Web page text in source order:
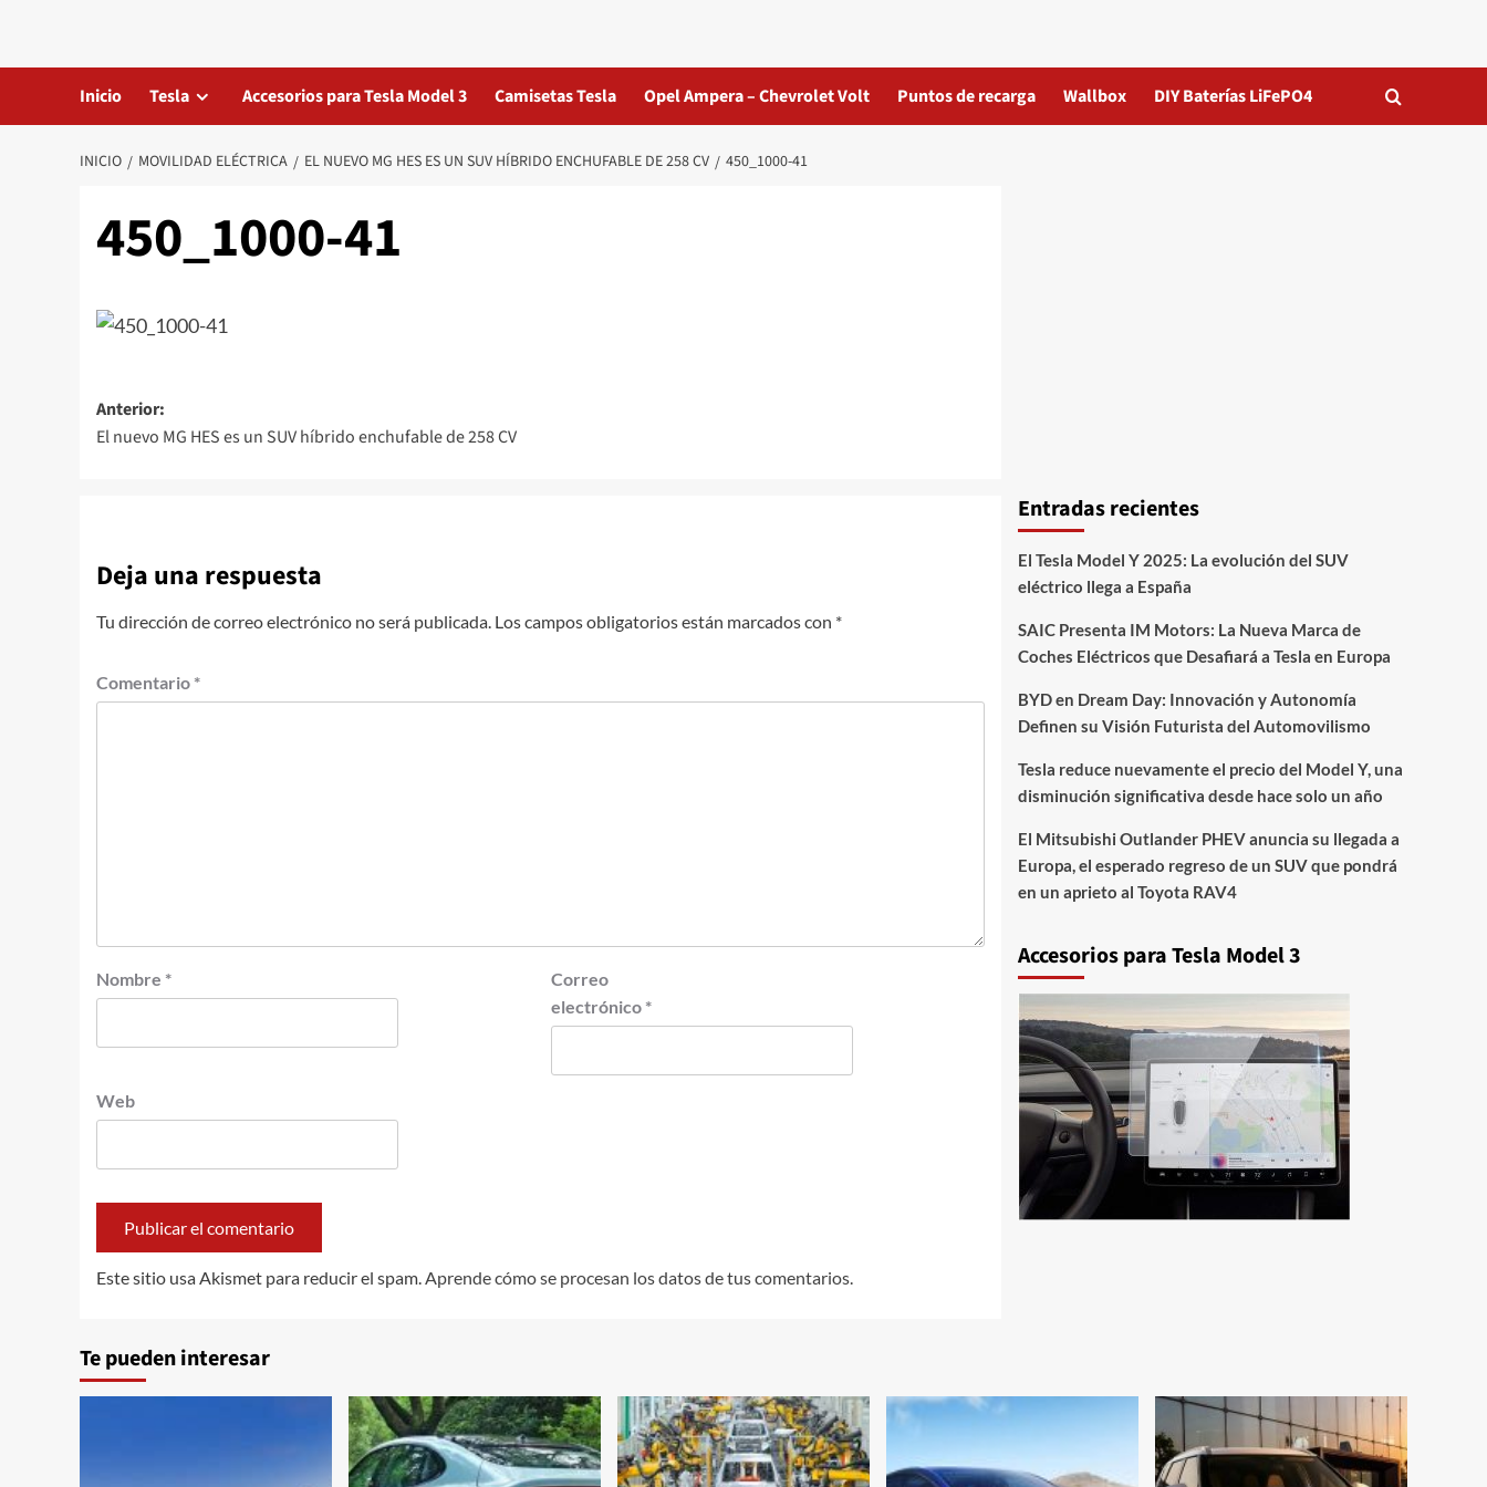
contenido
Inicio Tesla Accesorios para Tesla Model 3 Camisetas Tesla Opel Ampera – Chevrolet Volt Puntos de recarga Wallbox DIY Baterías LiFePO4
INICIO MOVILIDAD ELÉCTRICA EL NUEVO MG HES ES UN SUV HÍBRIDO ENCHUFABLE DE 258 CV 450_1000-41
450_1000-41
Navegación
de
Anterior:
El nuevo MG HES es un SUV híbrido enchufable de 258 CV
Deja una respuesta
Tu dirección de correo electrónico no será publicada. Los campos obligatorios están marcados con *
Comentario *
Nombre *
Correo
electrónico *
Web
Este sitio usa Akismet para reducir el spam.Aprende cómo se procesan los datos de tus comentarios.
Entradas recientes
El Tesla Model Y 2025: La evolución del SUV
eléctrico llega a España
SAIC Presenta IM Motors: La Nueva Marca de
Coches Eléctricos que Desafiará a Tesla en Europa
BYD en Dream Day: Innovación y Autonomía
Definen su Visión Futurista del Automovilismo
Tesla reduce nuevamente el precio del Model Y, una
disminución significativa desde hace solo un año
El Mitsubishi Outlander PHEV anuncia su llegada a
Europa, el esperado regreso de un SUV que pondrá
en un aprieto al Toyota RAV4
Accesorios para Tesla Model 3
Te pueden interesar